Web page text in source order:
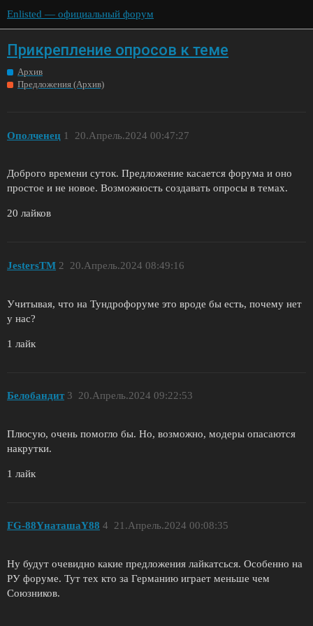
Enlisted — официальный форум
Прикрепление опросов к теме
Архив
Предложения (Архив)
Ополченец 20.Апрель.2024 00:47:27
1
Доброго времени суток. Предложение касается форума и оно
простое и не новое. Возможность создавать опросы в темах.
20 лайков
JestersTM 20.Апрель.2024 08:49:16
2
Учитывая, что на Тундрофоруме это вроде бы есть, почему нет
у нас?
1 лайк
Белобандит 20.Апрель.2024 09:22:53
3
Плюсую, очень помогло бы. Но, возможно, модеры опасаются
накрутки.
1 лайк
FG-88YнаташаY88 21.Апрель.2024 00:08:35
4
Ну будут очевидно какие предложения лайкатсься. Особенно на
РУ форуме. Тут тех кто за Германию играет меньше чем
Союзников.